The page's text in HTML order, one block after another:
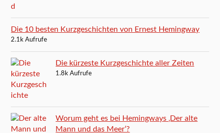
Die 10 besten Kurzgeschichten von Ernest Hemingway
2.1k Aufrufe
Die kürzeste Kurzgeschichte aller Zeiten
1.8k Aufrufe
Worum geht es bei Hemingways ‚Der alte
Mann und das Meer‘?